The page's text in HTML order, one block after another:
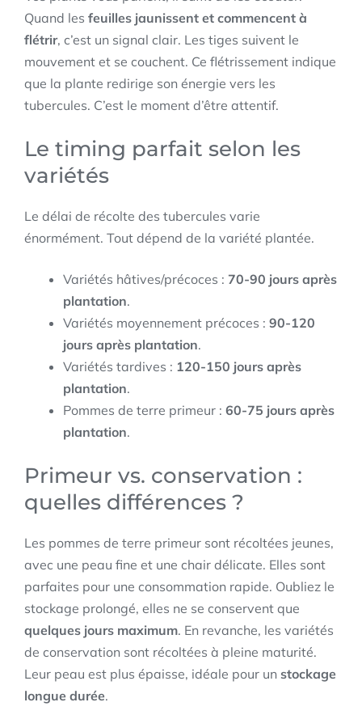
Quand les feuilles jaunissent et commencent à
flétrir, c’est un signal clair. Les tiges suivent le
mouvement et se couchent. Ce flétrissement indique
que la plante redirige son énergie vers les
tubercules. C’est le moment d’être attentif.
Le timing parfait selon les
variétés
Le délai de récolte des tubercules varie
énormément. Tout dépend de la variété plantée.
Variétés hâtives/précoces : 70-90 jours après
plantation.
Variétés moyennement précoces : 90-120
jours après plantation.
Variétés tardives : 120-150 jours après
plantation.
Pommes de terre primeur : 60-75 jours après
plantation.
Primeur vs. conservation :
quelles différences ?
Les pommes de terre primeur sont récoltées jeunes,
avec une peau fine et une chair délicate. Elles sont
parfaites pour une consommation rapide. Oubliez le
stockage prolongé, elles ne se conservent que
quelques jours maximum. En revanche, les variétés
de conservation sont récoltées à pleine maturité.
Leur peau est plus épaisse, idéale pour un stockage
longue durée.